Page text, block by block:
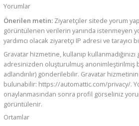
Yorumlar
Önerilen metin: Ziyaretçiler sitede yorum
görüntülenen verilerin yanında istenmeyen
yardımcı olacak ziyaretçi IP adresi ve tarayıcı
Gravatar hizmetine, kullanıp
adresinizden oluşturulmuş anonimleştirilmiş
adlandırılır) gönderilebilir. Gravatar
bulunabilir: https://automattic.com/privacy/.
onaylanmasından sonra profil görseliniz
görüntülenir.
Ortamlar